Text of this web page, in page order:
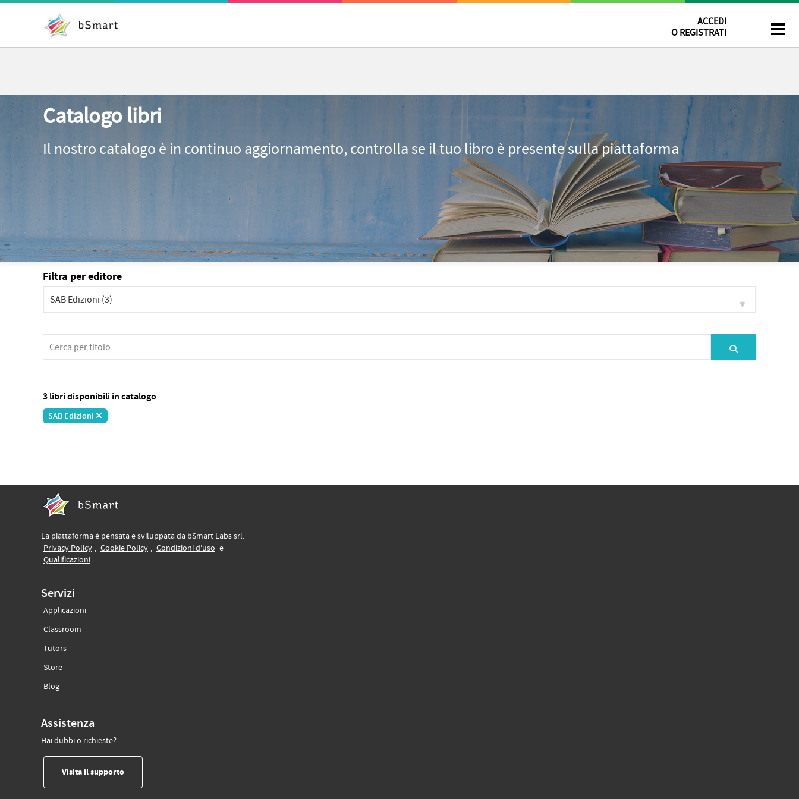
ACCEDI
O REGISTRATI
Catalogo libri
Il nostro catalogo è in continuo aggiornamento, controlla se il tuo libro è presente sulla piattaforma
Filtra per editore
3 libri disponibili in catalogo
SAB Edizioni
La piattaforma è pensata e sviluppata da bSmart Labs srl.
Privacy Policy(si apre in un’altra scheda)
, Cookie Policy(si apre in un’altra scheda)
, Condizioni d’uso (si apre in un’altra scheda)
e
Qualificazioni(si apre in un’altra scheda)
Servizi
Applicazioni
Classroom
Tutors(si apre in un’altra scheda)
Store(si apre in un’altra scheda)
Blog(si apre in un’altra scheda)
Assistenza
Hai dubbi o richieste?
Visita il supporto(si apre in un’altra scheda)